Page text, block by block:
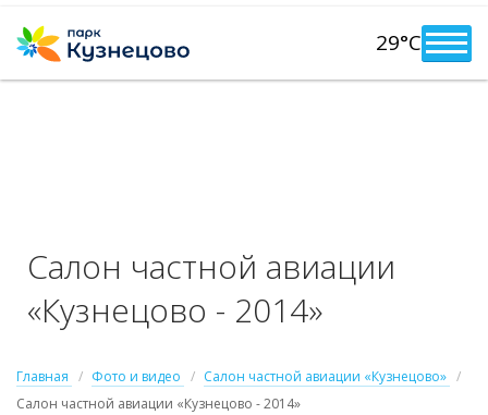
29°C
Салон частной авиации
«Кузнецово - 2014»
Главная Фото и видео
Салон частной авиации «Кузнецово»
Салон частной авиации «Кузнецово - 2014»